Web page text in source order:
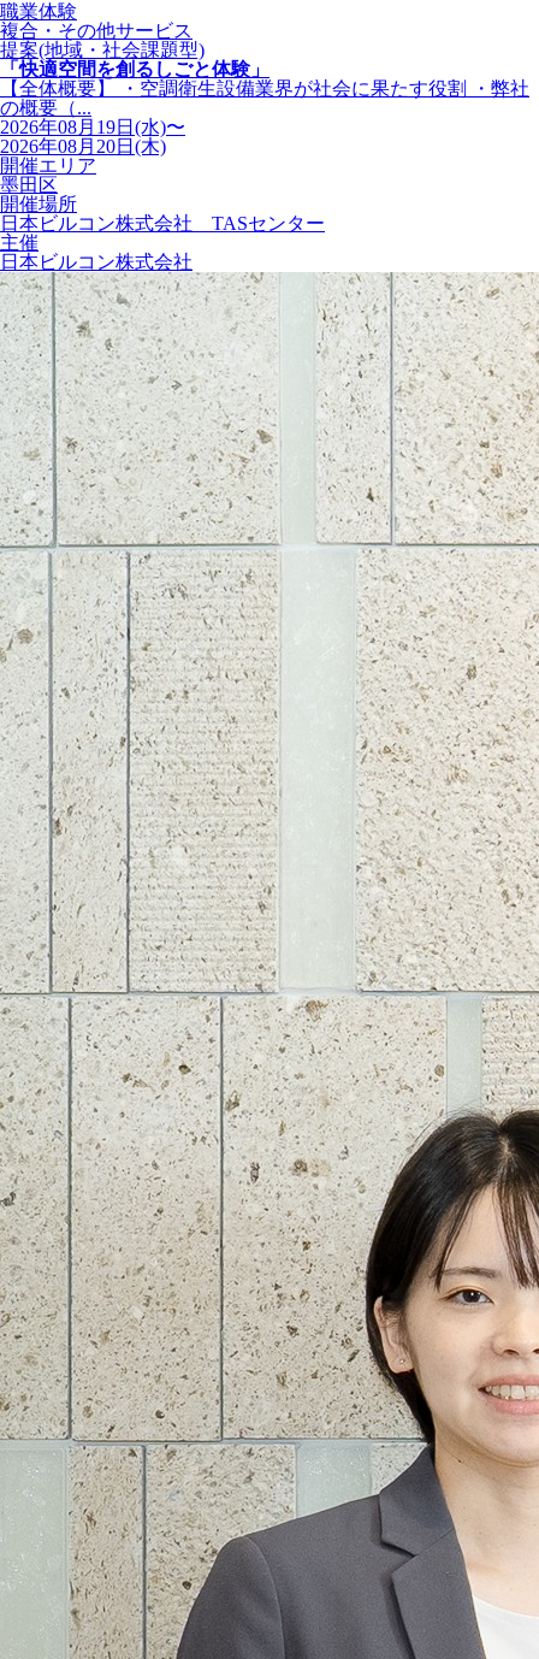
職業体験
複合・その他サービス
提案(地域・社会課題型)
「快適空間を創るしごと体験」
【全体概要】 ・空調衛生設備業界が社会に果たす役割 ・弊社
の概要（...
2026年08月19日(水)〜
2026年08月20日(木)
開催エリア
墨田区
開催場所
日本ビルコン株式会社 TASセンター
主催
日本ビルコン株式会社